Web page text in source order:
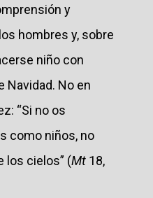
y
hombres y, sobre
niño con
Navidad. No en
“Si no os
como niños, no
los cielos” (Mt 18,